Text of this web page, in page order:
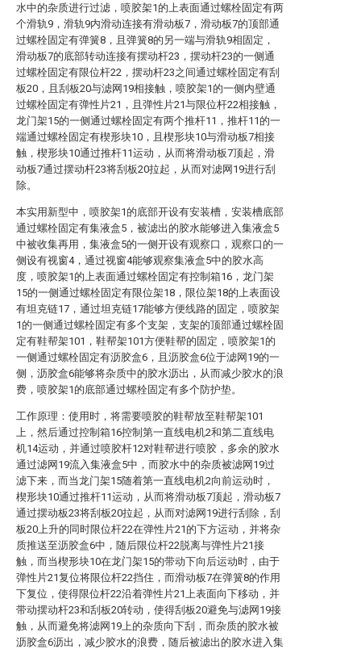
水中的杂质进行过滤，喷胶架1的上表面通过螺栓固定有两
个滑轨9，滑轨9内滑动连接有滑动板7，滑动板7的顶部通
过螺栓固定有弹簧8，且弹簧8的另一端与滑轨9相固定，
滑动板7的底部转动连接有摆动杆23，摆动杆23的一侧通
过螺栓固定有限位杆22，摆动杆23之间通过螺栓固定有刮
板20，且刮板20与滤网19相接触，喷胶架1的一侧内壁通
过螺栓固定有弹性片21，且弹性片21与限位杆22相接触，
龙门架15的一侧通过螺栓固定有两个推杆11，推杆11的一
端通过螺栓固定有楔形块10，且楔形块10与滑动板7相接
触，楔形块10通过推杆11运动，从而将滑动板7顶起，滑
动板7通过摆动杆23将刮板20拉起，从而对滤网19进行刮
除。
本实用新型中，喷胶架1的底部开设有安装槽，安装槽底部
通过螺栓固定有集液盒5，被滤出的胶水能够进入集液盒5
中被收集再用，集液盒5的一侧开设有观察口，观察口的一
侧设有视窗4，通过视窗4能够观察集液盒5中的胶水高
度，喷胶架1的上表面通过螺栓固定有控制箱16，龙门架
15的一侧通过螺栓固定有限位架18，限位架18的上表面设
有坦克链17，通过坦克链17能够方便线路的固定，喷胶架
1的一侧通过螺栓固定有多个支架，支架的顶部通过螺栓固
定有鞋帮架101，鞋帮架101方便鞋帮的固定，喷胶架1的
一侧通过螺栓固定有沥胶盒6，且沥胶盒6位于滤网19的一
侧，沥胶盒6能够将杂质中的胶水沥出，从而减少胶水的浪
费，喷胶架1的底部通过螺栓固定有多个防护垫。
工作原理：使用时，将需要喷胶的鞋帮放至鞋帮架101
上，然后通过控制箱16控制第一直线电机2和第二直线电
机14运动，并通过喷胶杆12对鞋帮进行喷胶，多余的胶水
通过滤网19流入集液盒5中，而胶水中的杂质被滤网19过
滤下来，而当龙门架15随着第一直线电机2向前运动时，
楔形块10通过推杆11运动，从而将滑动板7顶起，滑动板7
通过摆动板23将刮板20拉起，从而对滤网19进行刮除，刮
板20上升的同时限位杆22在弹性片21的下方运动，并将杂
质推送至沥胶盒6中，随后限位杆22脱离与弹性片21接
触，而当楔形块10在龙门架15的带动下向后运动时，由于
弹性片21复位将限位杆22挡住，而滑动板7在弹簧8的作用
下复位，使得限位杆22沿着弹性片21上表面向下移动，并
带动摆动杆23和刮板20转动，使得刮板20避免与滤网19接
触，从而避免将滤网19上的杂质向下刮，而杂质的胶水被
沥胶盒6沥出，减少胶水的浪费，随后被滤出的胶水进入集